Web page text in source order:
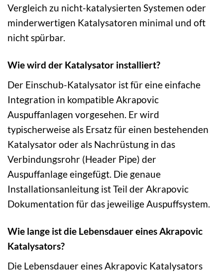
Vergleich zu nicht-katalysierten Systemen oder
minderwertigen Katalysatoren minimal und oft
nicht spürbar.
Wie wird der Katalysator installiert?
Der Einschub-Katalysator ist für eine einfache
Integration in kompatible Akrapovic
Auspuffanlagen vorgesehen. Er wird
typischerweise als Ersatz für einen bestehenden
Katalysator oder als Nachrüstung in das
Verbindungsrohr (Header Pipe) der
Auspuffanlage eingefügt. Die genaue
Installationsanleitung ist Teil der Akrapovic
Dokumentation für das jeweilige Auspuffsystem.
Wie lange ist die Lebensdauer eines Akrapovic
Katalysators?
Die Lebensdauer eines Akrapovic Katalysators